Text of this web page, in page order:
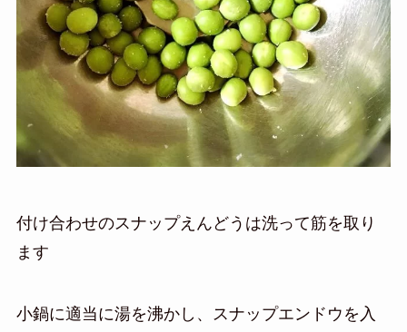
付け合わせのスナップえんどうは洗って筋を取り
ます
小鍋に適当に湯を沸かし、スナップエンドウを入